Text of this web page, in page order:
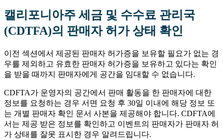
캘리포니아주 세금 및 수수료 관리국
(CDTFA)의 판매자 허가 상태 확인
이전 섹션에서 제공된 판매자 허가증을 보유할 필요가 없는 경
우를 제외하고 유효한 판매자 허가증을 보유하고 있다는 확인
을 받을 때까지 판매자에게 공간을 임대할 수 없습니다.
CDFTA가 운영자의 공간에서 판매 활동을 한 판매자에 대한
정보를 요청하는 경우 서면 요청 후 30일 이내에 해당 정보 또
는 개별 판매자 확인 문서 사본을 제공해야 합니다. CDFTA에
서는 제공 받은 정보를 확인하고 이벤트의 판매자가 판매자 허
가 상태를 잘못 표시한 경우 알려드립니다.